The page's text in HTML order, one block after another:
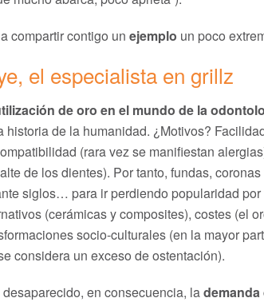
compartir contigo un ejemplo un poco
el especialista en grillz
de oro en el mundo de la
historia de la humanidad. ¿Motivos?
(rara vez se manifiestan
de los dientes). Por tanto, fundas,
siglos… para ir perdiendo popularidad
(cerámicas y composites), costes (el
socio-culturales (en la mayor
considera un exceso de ostentación).
desaparecido, en consecuencia, la